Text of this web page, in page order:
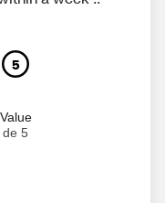
5
Value
de 5